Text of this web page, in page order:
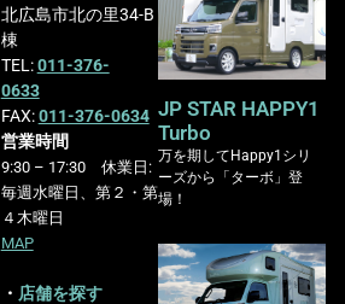
北広島市北の里34-B
棟
TEL:011-376-
0633
FAX:011-376-0634
営業時間
9:30 – 17:30 休業日:
毎週水曜日、第２・第
４木曜日
MAP
・ 店舗を探す
JP STAR HAPPY1
Turbo
万を期してHappy1シリ
ーズから「ターボ」登
場！